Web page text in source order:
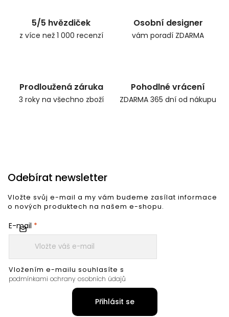
5/5 hvězdiček
z více než 1 000 recenzí
Osobní designer
vám poradí ZDARMA
Prodloužená záruka
3 roky na všechno zboží
Pohodlné vrácení
ZDARMA 365 dní od nákupu
Odebírat newsletter
Vložte svůj e-mail a my vám budeme zasílat informace
o nových produktech na našem e-shopu.
E-mail
Vložením e-mailu souhlasíte s
podmínkami ochrany osobních údajů
Přihlásit se